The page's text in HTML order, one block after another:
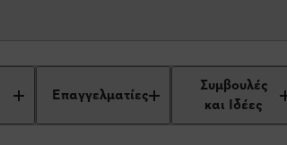
Επαγγελματίες
Συμβουλές
και Ιδέες